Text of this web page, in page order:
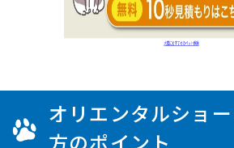
オリエンタルショ
方のポイント